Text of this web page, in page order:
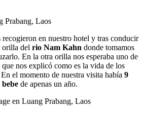
recogieron en nuestro hotel y tras conducir
orilla del rio Nam Kahn donde tomamos
En la otra orilla nos esperaba uno de
nos explicó como es la vida de los
el momento de nuestra visita había 9
de apenas un año.